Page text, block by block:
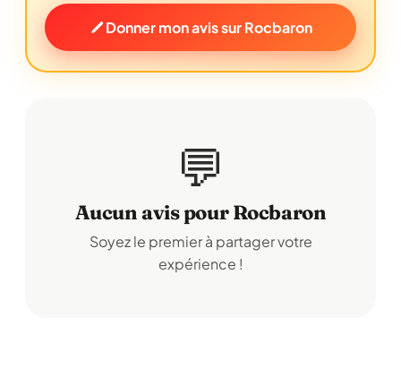
Donner mon avis sur Rocbaron
💬
Aucun avis pour Rocbaron
Soyez le premier à partager votre
expérience !